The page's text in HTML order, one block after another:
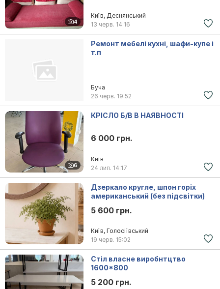
4
Київ, Деснянський
13 черв. 14:16
Ремонт мебелі кухні, шафи-купе і
т.п
Буча
26 черв. 19:52
6
КРІСЛО Б/В В НАЯВНОСТІ
6 000 грн.
Київ
24 лип. 14:17
Дзеркало кругле, шпон горіх
американський (без підсвітки)
5 600 грн.
Київ, Голосіївський
19 черв. 15:02
Стіл власне виробнтцтво
1600*800
5 200 грн.